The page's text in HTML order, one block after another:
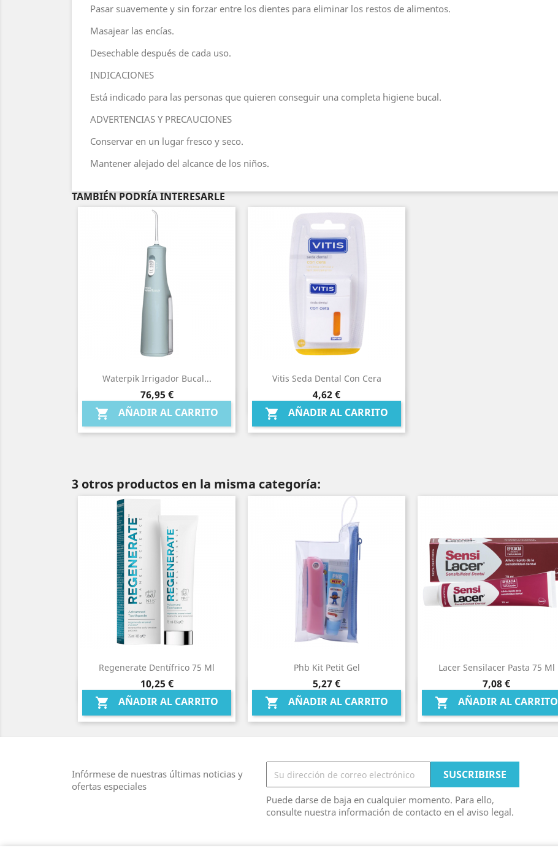
Pasar suavemente y sin forzar entre los dientes para eliminar los restos de alimentos.
Masajear las encías.
Desechable después de cada uso.
INDICACIONES
Está indicado para las personas que quieren conseguir una completa higiene bucal.
ADVERTENCIAS Y PRECAUCIONES
Conservar en un lugar fresco y seco.
Mantener alejado del alcance de los niños.
TAMBIÉN PODRÍA INTERESARLE
Waterpik Irrigador Bucal...
Precio
76,95 €
 AÑADIR AL CARRITO
Vista rápida
Vitis Seda Dental Con Cera
Precio
4,62 €
 AÑADIR AL CARRITO
Vista rápida
3 otros productos en la misma categoría:
Regenerate Dentífrico 75 Ml
Precio
10,25 €
 AÑADIR AL CARRITO
Vista rápida
Phb Kit Petit Gel
Precio
5,27 €
 AÑADIR AL CARRITO
Vista rápida
Lacer Sensilacer Pasta 75 Ml
Precio
7,08 €
 AÑADIR AL CARRITO
Vista rápida
Infórmese de nuestras últimas noticias y
ofertas especiales
Puede darse de baja en cualquier momento. Para ello,
consulte nuestra información de contacto en el aviso legal.